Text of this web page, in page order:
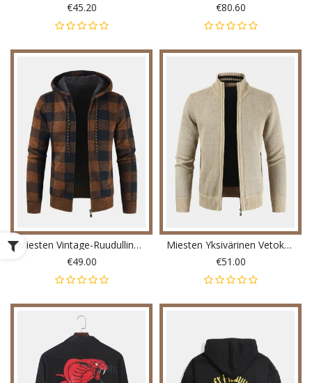
€45.20
€80.60
Miesten Vintage-Ruudullinen Lämmin Vetoketjullinen Lämmin Hupullinen Villatakki
€49.00
Miesten Yksivärinen Vetoketjullinen Pitkähihainen Neuletakki
€51.00